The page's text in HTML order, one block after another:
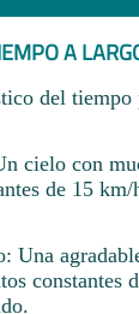
A
del tiempo
cielo con
de 15
Una
constantes